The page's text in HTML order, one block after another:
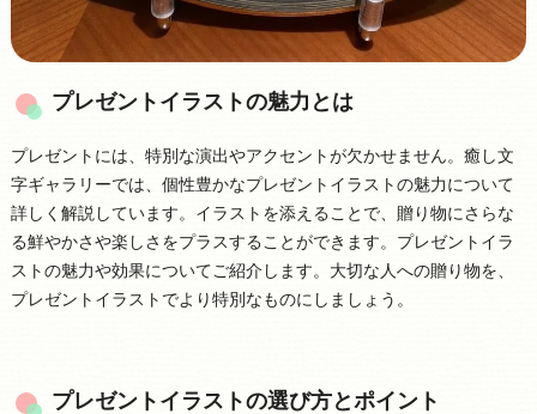
プレゼントイラストの魅力とは
プレゼントには、特別な演出やアクセントが欠かせません。癒し文
字ギャラリーでは、個性豊かなプレゼントイラストの魅力について
詳しく解説しています。イラストを添えることで、贈り物にさらな
る鮮やかさや楽しさをプラスすることができます。プレゼントイラ
ストの魅力や効果についてご紹介します。大切な人への贈り物を、
プレゼントイラストでより特別なものにしましょう。
プレゼントイラストの選び方とポイント